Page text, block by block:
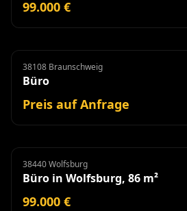
99.000 €
Büro Miete
38108 Braunschweig
Büro
Preis auf Anfrage
Büro
38440 Wolfsburg
Büro in Wolfsburg, 86 m²
99.000 €